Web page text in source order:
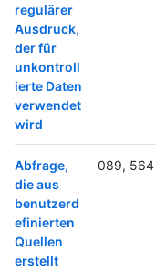
regulärer
Ausdruck,
der für
unkontroll
ierte Daten
verwendet
wird
Abfrage,
die aus
benutzerd
efinierten
Quellen
erstellt
089, 564